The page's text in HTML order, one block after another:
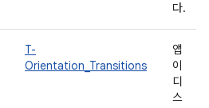
다.
T-
Orientation_Transitions
앱
이
디
스